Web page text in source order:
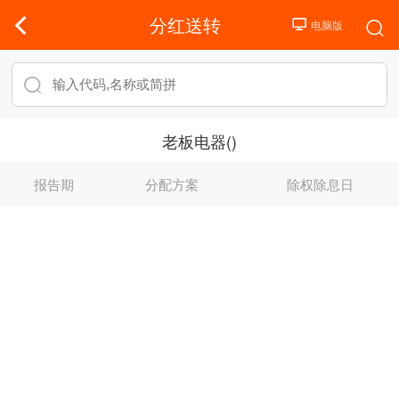
分红送转
老板电器()
报告期 分配方案 除权除息日